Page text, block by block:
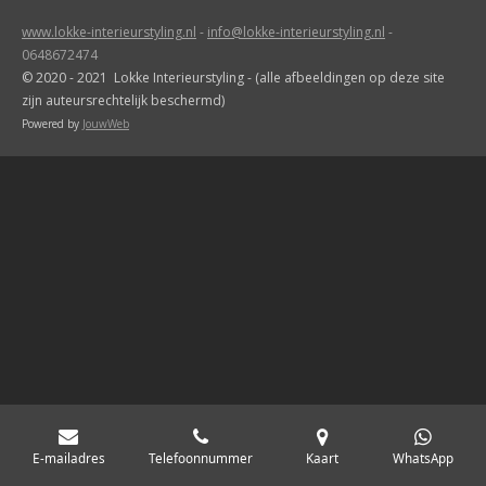
www.lokke-interieurstyling.nl - info@lokke-interieurstyling.nl -
0648672474
© 2020 - 2021 Lokke Interieurstyling - (alle afbeeldingen op deze site
zijn auteursrechtelijk beschermd)
Powered by JouwWeb
E-mailadres Telefoonnummer Kaart WhatsApp